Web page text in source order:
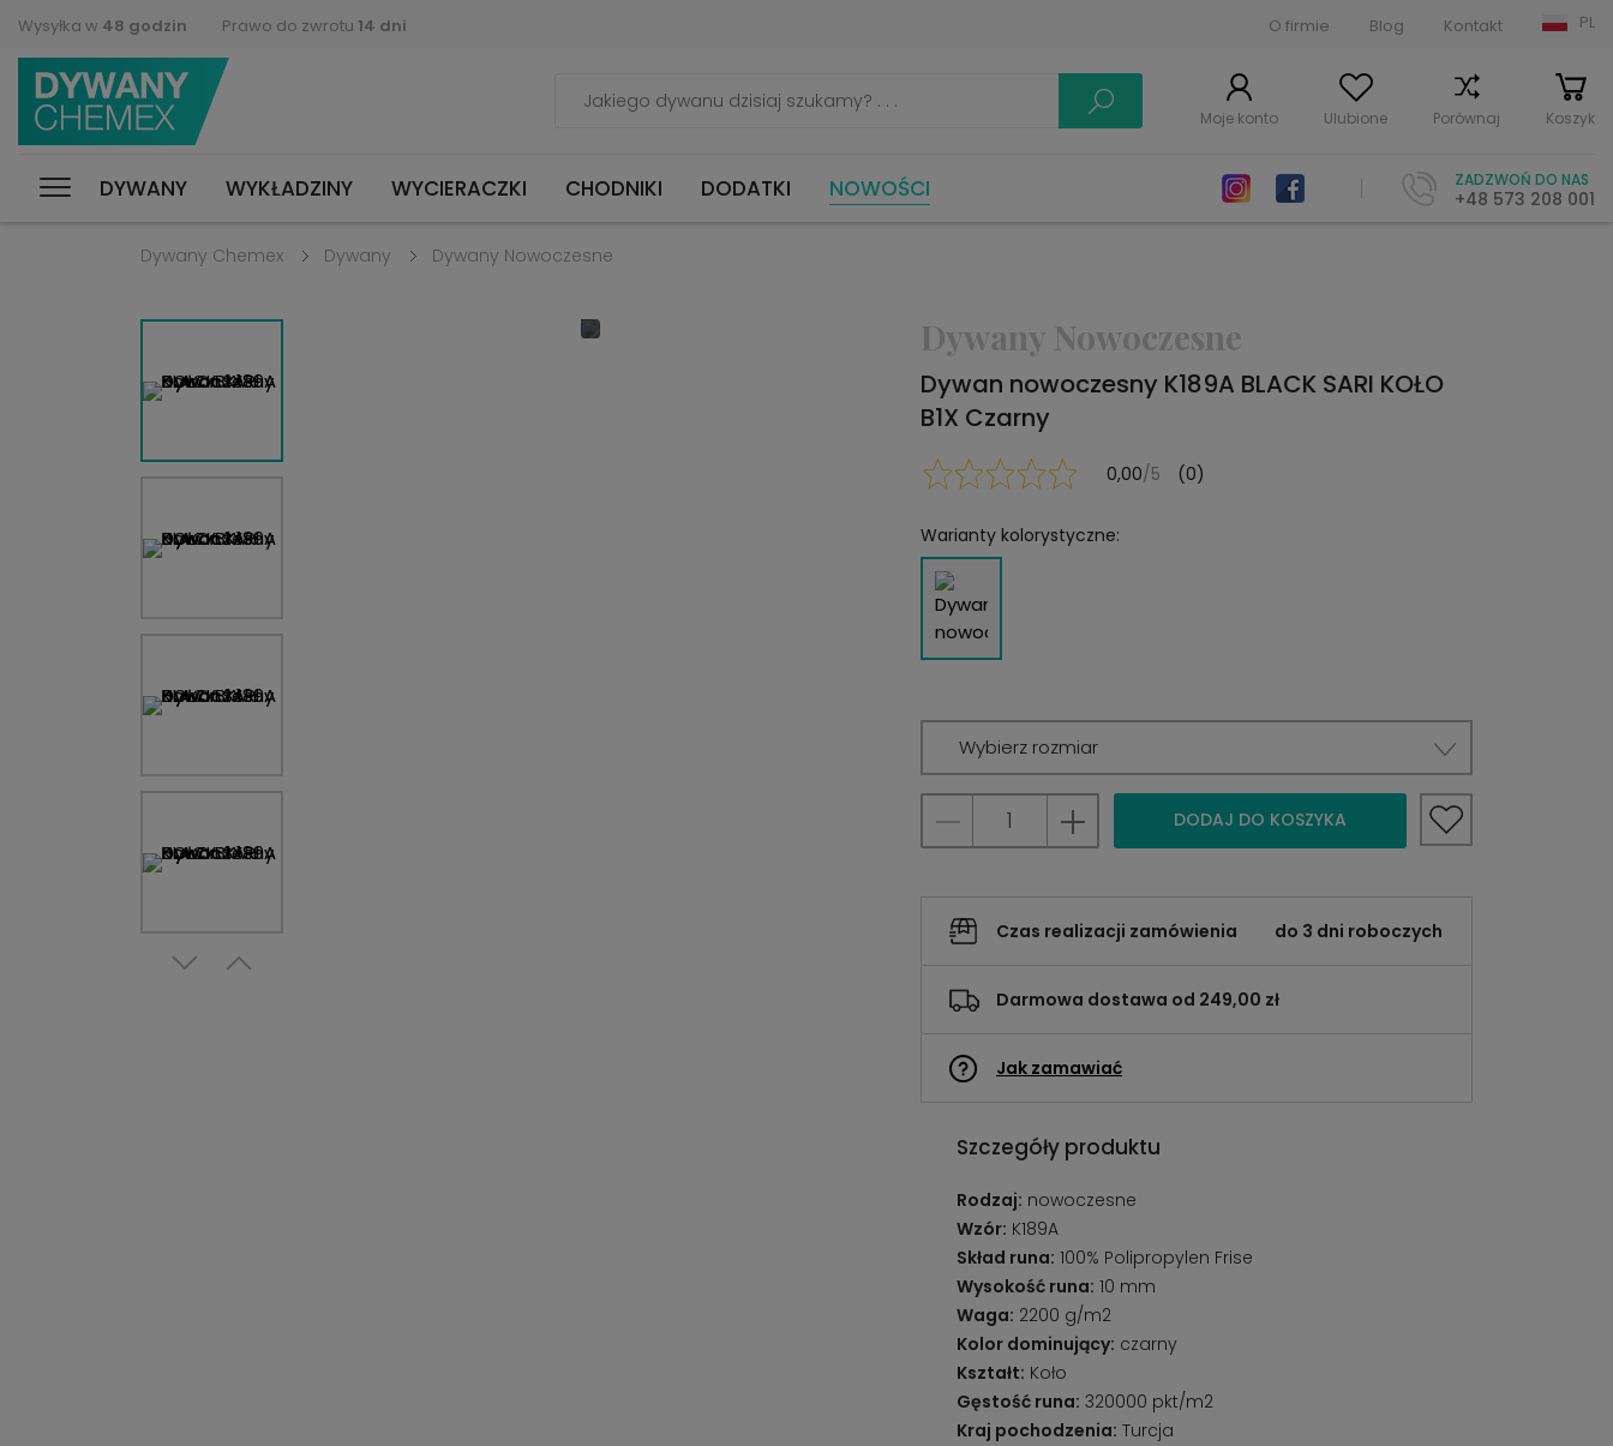
Wysyłka w 48 godzin Prawo do zwrotu 14 dni O firmie Blog Kontakt PL
Moje konto Ulubione Porównaj Koszyk
DYWANY WYKŁADZINY WYCIERACZKI CHODNIKI DODATKI NOWOŚCI ZADZWOŃ DO NAS
+48 573 208 001
Dywany Chemex Dywany Dywany Nowoczesne
Dywany Nowoczesne
Dywan nowoczesny K189A BLACK SARI KOŁO
B1X Czarny
0,00/5 (0)
Warianty kolorystyczne:
Wybierz rozmiar
DODAJ DO KOSZYKA
Czas realizacji zamówienia do 3 dni roboczych
Darmowa dostawa od 249,00 zł
Jak zamawiać
Szczegóły produktu
Rodzaj: nowoczesne
Wzór: K189A
Skład runa: 100% Polipropylen Frise
Wysokość runa: 10 mm
Waga: 2200 g/m2
Kolor dominujący: czarny
Kształt: Koło
Gęstość runa: 320000 pkt/m2
Kraj pochodzenia: Turcja